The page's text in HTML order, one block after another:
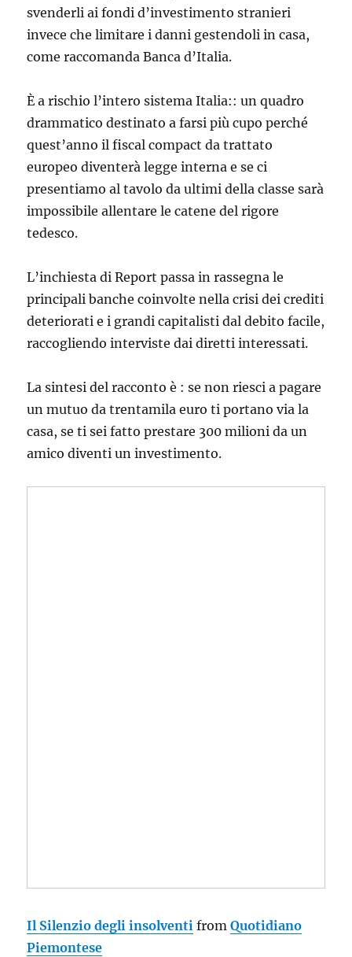
svenderli ai fondi d’investimento stranieri
invece che limitare i danni gestendoli in casa,
come raccomanda Banca d’Italia.
È a rischio l’intero sistema Italia:: un quadro
drammatico destinato a farsi più cupo perché
quest’anno il fiscal compact da trattato
europeo diventerà legge interna e se ci
presentiamo al tavolo da ultimi della classe sarà
impossibile allentare le catene del rigore
tedesco.
L’inchiesta di Report passa in rassegna le
principali banche coinvolte nella crisi dei crediti
deteriorati e i grandi capitalisti dal debito facile,
raccogliendo interviste dai diretti interessati.
La sintesi del racconto è : se non riesci a pagare
un mutuo da trentamila euro ti portano via la
casa, se ti sei fatto prestare 300 milioni da un
amico diventi un investimento.
Il Silenzio degli insolventi fromQuotidiano
Piemontese